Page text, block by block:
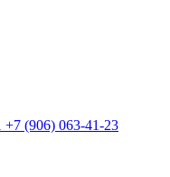
+7 (906) 063-41-23